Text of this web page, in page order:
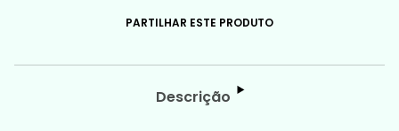
PARTILHAR ESTE PRODUTO
Descrição